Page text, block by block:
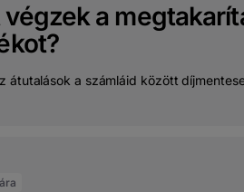
végzek a
átutalások a számláid között